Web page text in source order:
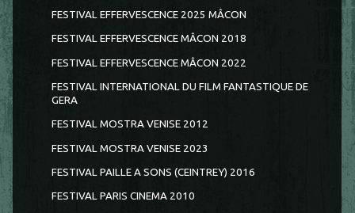
FESTIVAL EFFERVESCENCE 2025 MÂCON
FESTIVAL EFFERVESCENCE MÂCON 2018
FESTIVAL EFFERVESCENCE MÂCON 2022
FESTIVAL INTERNATIONAL DU FILM FANTASTIQUE DE
GERA
FESTIVAL MOSTRA VENISE 2012
FESTIVAL MOSTRA VENISE 2023
FESTIVAL PAILLE A SONS (CEINTREY) 2016
FESTIVAL PARIS CINEMA 2010